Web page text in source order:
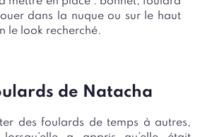
dans la nuque ou sur le haut
le look recherché.
de Natacha
des foulards de temps à autres,